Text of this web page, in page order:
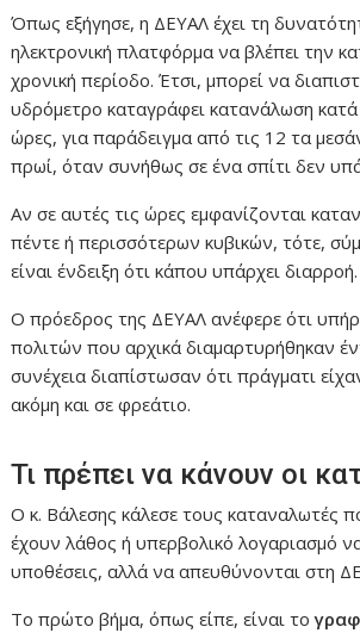
Όπως εξήγησε, η ΔΕΥΑΛ έχει τη
ηλεκτρονική πλατφόρμα να βλέπει την
χρονική περίοδο. Έτσι, μπορεί να
υδρόμετρο καταγράφει κατανάλωση κατά
ώρες, για παράδειγμα από τις 12 τα
πρωί, όταν συνήθως σε ένα σπίτι δεν
Αν σε αυτές τις ώρες εμφανίζονται
πέντε ή περισσότερων κυβικών, τότε,
είναι ένδειξη ότι κάπου υπάρχει διαρροή.
Ο πρόεδρος της ΔΕΥΑΛ ανέφερε ότι
πολιτών που αρχικά διαμαρτυρήθηκαν
συνέχεια διαπίστωσαν ότι πράγματι
ακόμη και σε φρεάτιο.
Τι πρέπει να κάνουν οι
Ο κ. Βάλεσης κάλεσε τους καταναλωτές
έχουν λάθος ή υπερβολικό λογαριασμό
υποθέσεις, αλλά να απευθύνονται στη
Το πρώτο βήμα, όπως είπε, είναι το